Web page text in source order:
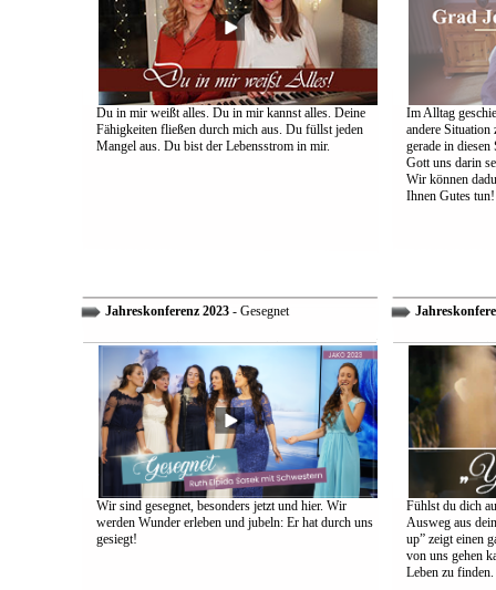
Du in mir weißt alles. Du in mir kannst alles. Deine
Fähigkeiten fließen durch mich aus. Du füllst jeden
Mangel aus. Du bist der Lebensstrom in mir.
Im Alltag
andere
gerade in
Gott uns darin
Wir können
Ihnen Gutes tun!
Jahreskonferenz 2023- Gesegnet
Wir sind gesegnet, besonders jetzt und hier. Wir
werden Wunder erleben und jubeln: Er hat durch uns
gesiegt!
Fühlst du dich
Ausweg aus
up” zeigt einen
von uns gehen
Leben zu finden.